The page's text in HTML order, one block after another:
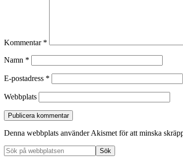
Kommentar *
Namn *
E-postadress *
Webbplats
Denna webbplats använder Akismet för att minska